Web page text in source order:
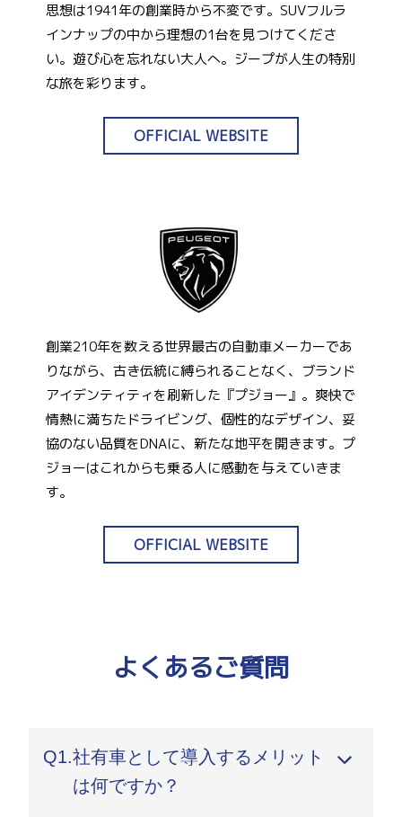
思想は1941年の創業時から不変です。SUVフルラ
インナップの中から理想の1台を見つけてくださ
い。遊び心を忘れない大人へ。ジープが人生の特別
な旅を彩ります。
OFFICIAL WEBSITE
創業210年を数える世界最古の自動車メーカーであ
りながら、古き伝統に縛られることなく、ブランド
アイデンティティを刷新した『プジョー』。爽快で
情熱に満ちたドライビング、個性的なデザイン、妥
協のない品質をDNAに、新たな地平を開きます。プ
ジョーはこれからも乗る人に感動を与えていきま
す。
OFFICIAL WEBSITE
よくあるご質問
Q1.社有車として導入するメリット
は何ですか？